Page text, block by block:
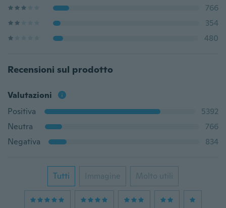
766
354
480
Recensioni sul prodotto
Valutazioni
Positiva
5392
Neutra
766
Negativa
834
Tutti Immagine Molto utili